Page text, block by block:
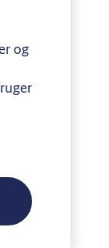
og